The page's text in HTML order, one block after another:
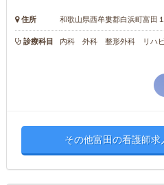
住所 和歌山県西牟婁郡白浜町富田
診療科目 内科 外科 整形外科 リハビ
その他富田の看護師